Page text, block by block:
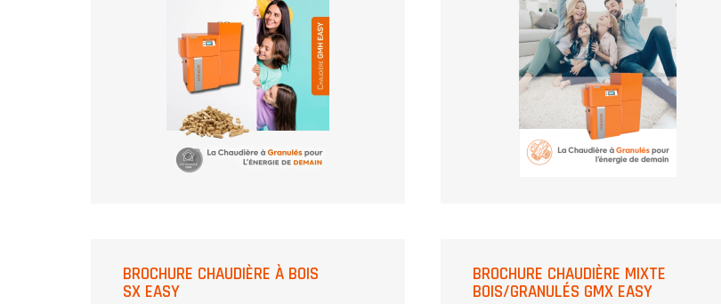
BROCHURE CHAUDIÈRE À BOIS
SX EASY
BROCHURE CHAUDIÈRE MIXTE
BOIS/GRANULÉS GMX EASY